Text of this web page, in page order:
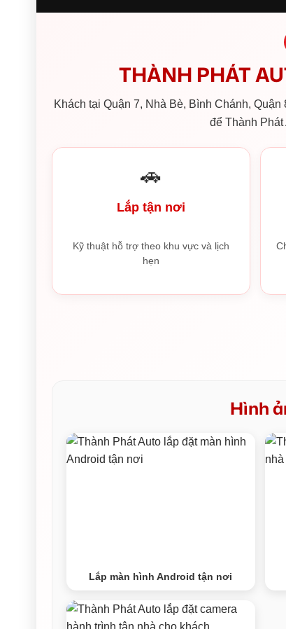
THÀNH PHÁT
Khách tại Quận 7, Nhà Bè, Bình Chánh,
để Thành
🚗
Lắp tận nơi
Kỹ thuật hỗ trợ theo khu vực và lịch
hẹn
Hình
Lắp màn hình Android tận nơi